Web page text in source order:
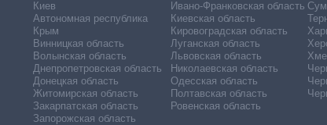
Киев
Автономная республика
Крым
Винницкая область
Волынская область
Днепропетровская область
Донецкая область
Житомирская область
Закарпатская область
Запорожская область
Ивано-Франковская область
Киевская область
Кировоградская область
Луганская область
Львовская область
Николаевская область
Одесская область
Полтавская область
Ровенская область